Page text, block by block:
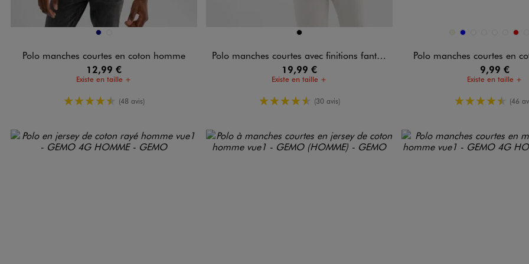
Disponible en 2 colorisMARINE
Polo manches courtes en coton homme
12,99 €
Existe en taille +
4.5/5 de moyenne
(48 avis)
Disponible en 1 colorisNOIR
Polo manches courtes avec finitions fantaisie homme
19,99 €
Existe en taille +
4.5/5 de moyenne
(30 avis)
Disponible en 9 coloris
BEIGEBLEU MARRON FONCE
NOIRROSE
Polo manches courtes en
9,99 €
Existe en taille +
4.5/5 de(46